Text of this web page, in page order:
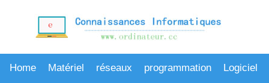
Home Matériel réseaux programmation
Logiciel